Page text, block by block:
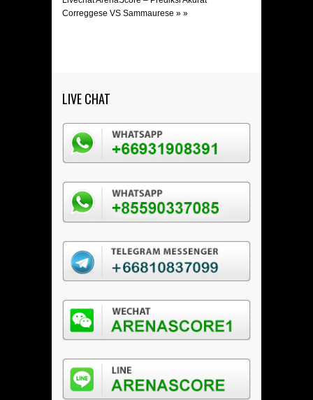
Correggese VS Sammaurese » »
LIVE CHAT